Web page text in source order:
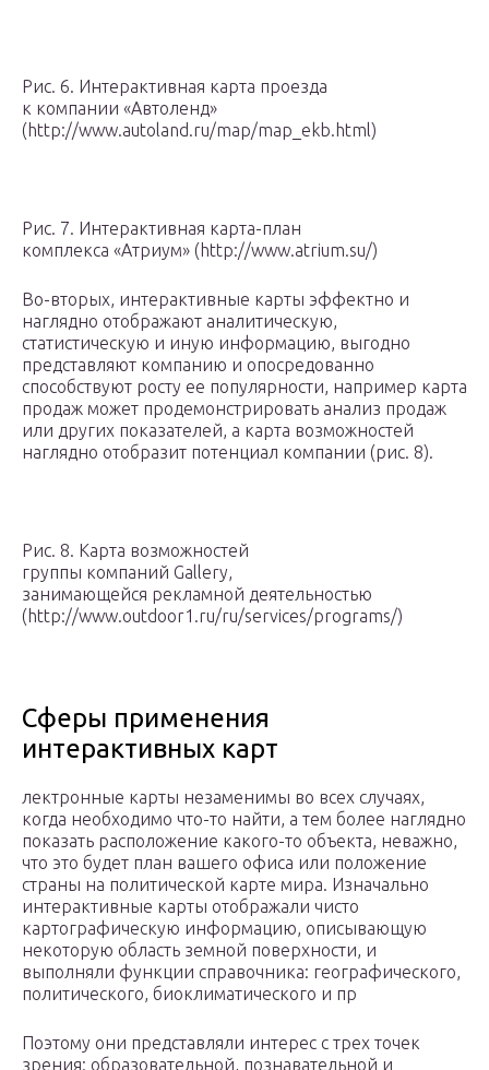
Рис. 6. Интерактивная карта проезда
к компании «Автоленд»
(http://www.autoland.ru/map/map_ekb.html)
Рис. 7. Интерактивная карта-план
комплекса «Атриум» (http://www.atrium.su/)
Во-вторых, интерактивные карты эффектно и
наглядно отображают аналитическую,
статистическую и иную информацию, выгодно
представляют компанию и опосредованно
способствуют росту ее популярности, например карта
продаж может продемонстрировать анализ продаж
или других показателей, а карта возможностей
наглядно отобразит потенциал компании (рис. 8).
Рис. 8. Карта возможностей
группы компаний Gallery,
занимающейся рекламной деятельностью
(http://www.outdoor1.ru/ru/services/programs/)
Сферы применения
интерактивных карт
лектронные карты незаменимы во всех случаях,
когда необходимо что-то найти, а тем более наглядно
показать расположение какого-то объекта, неважно,
что это будет план вашего офиса или положение
страны на политической карте мира. Изначально
интерактивные карты отображали чисто
картографическую информацию, описывающую
некоторую область земной поверхности, и
выполняли функции справочника: географического,
политического, биоклиматического и пр
Поэтому они представляли интерес с трех точек
зрения: образовательной, познавательной и